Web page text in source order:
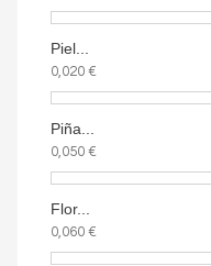
Piel...
0,020 €
Piña...
0,050 €
Flor...
0,060 €